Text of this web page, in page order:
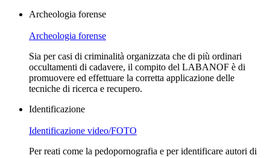
Archeologia forense
Archeologia forense
Sia per casi di criminalità organizzata che di più ordinari
occultamenti di cadavere, il compito del LABANOF è di
promuovere ed effettuare la corretta applicazione delle
tecniche di ricerca e recupero.
Identificazione
Identificazione video/FOTO
Per reati come la pedopornografia e per identificare autori di